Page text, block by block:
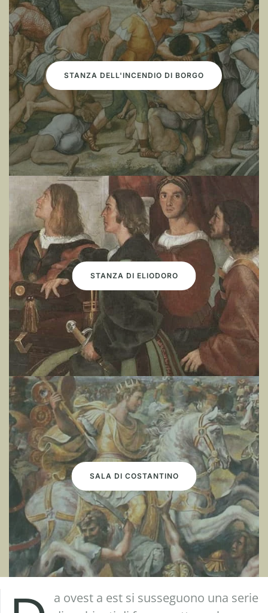
STANZA DELL'INCENDIO DI BORGO
STANZA DI ELIODORO
SALA DI COSTANTINO
a ovest a est si susseguono una serie